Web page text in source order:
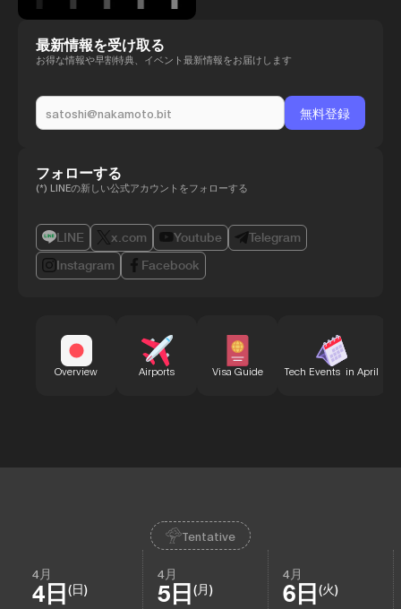
最新情報を受け取る
お得な情報や早割特典、イベント最新情報をお届けします
フォローする
(*) LINEの新しい公式アカウントをフォローする
LINE x.com Youtube
Telegram
Instagram
Facebook
Overview Airports Visa Guide Tech Events in April
Tentative
4月
4日 (日)
4月
5日 (月)
4月
6日 (火)